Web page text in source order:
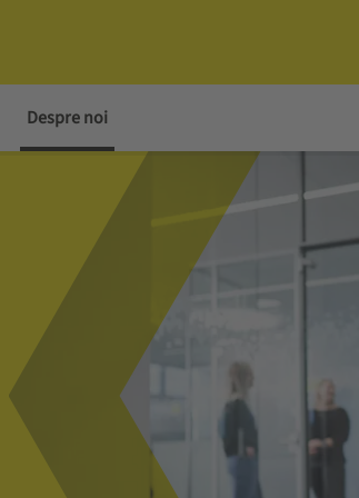
Despre noi